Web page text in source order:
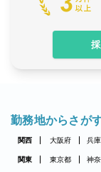
勤務地からさが
関西 大阪府 兵
関東 東京都 神